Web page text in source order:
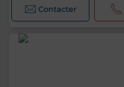
Contacter